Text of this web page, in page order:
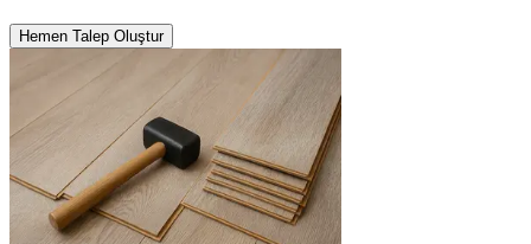
Hemen Talep Oluştur